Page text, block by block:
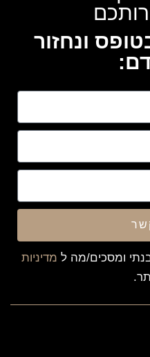
ונחזור
ומסכים/מה ל מדיניות